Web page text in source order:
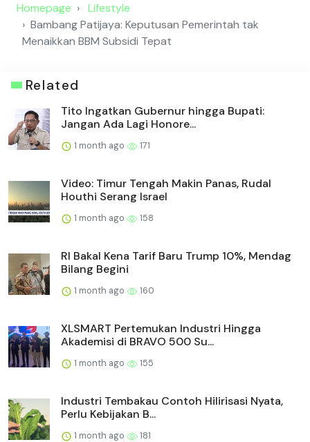
Homepage
Lifestyle
Bambang Patijaya: Keputusan Pemerintah tak
Menaikkan BBM Subsidi Tepat
Related
Tito Ingatkan Gubernur hingga Bupati:
Jangan Ada Lagi Honore...
1 month ago 171
Video: Timur Tengah Makin Panas, Rudal
Houthi Serang Israel
1 month ago 158
RI Bakal Kena Tarif Baru Trump 10%, Mendag
Bilang Begini
1 month ago 160
XLSMART Pertemukan Industri Hingga
Akademisi di BRAVO 500 Su...
1 month ago 155
Industri Tembakau Contoh Hilirisasi Nyata,
Perlu Kebijakan B...
1 month ago 181